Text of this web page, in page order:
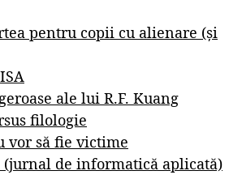
pentru copii cu alienare (și
ale lui R.F. Kuang
filologie
vor să fie victime
(jurnal de informatică aplicată)